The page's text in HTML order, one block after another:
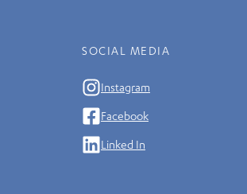
SOCIAL MEDIA
Instagram
Facebook
Linked In